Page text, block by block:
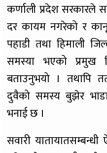
कर्णाली प्रदेश सरकारले
दर कायम नगरेको र
पहाडी तथा हिमाली
समस्या भएको प्रमुख
बताउनुभयो । तथापि
दुवैको समस्य बुझेर
भनाई छ ।
सवारी